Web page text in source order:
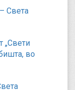
Света
„Свети
во